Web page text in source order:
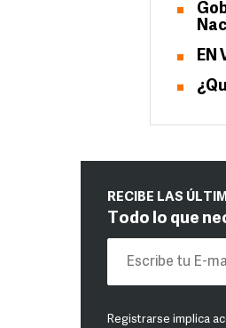
EN
RECIBE LAS
Todo lo que
Registrarse implica